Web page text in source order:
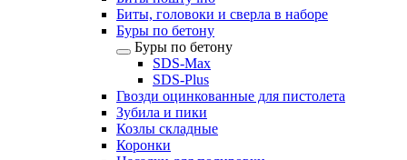
Биты, головоки и сверла в наборе
Буры по бетону
Буры по бетону
SDS-Max
SDS-Plus
Гвозди оцинкованные для пистолета
Зубила и пики
Козлы складные
Коронки